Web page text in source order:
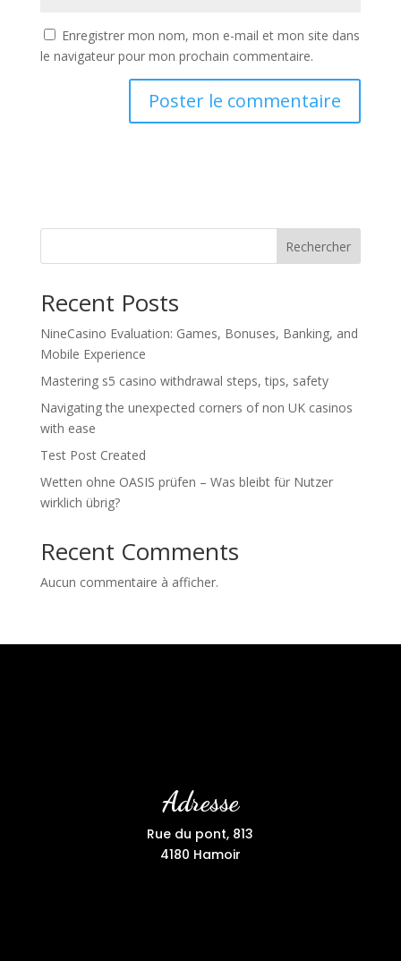
Enregistrer mon nom, mon e-mail et mon site dans
le navigateur pour mon prochain commentaire.
Rechercher
Recent Posts
NineCasino Evaluation: Games, Bonuses, Banking, and
Mobile Experience
Mastering s5 casino withdrawal steps, tips, safety
Navigating the unexpected corners of non UK casinos
with ease
Test Post Created
Wetten ohne OASIS prüfen – Was bleibt für Nutzer
wirklich übrig?
Recent Comments
Aucun commentaire à afficher.
Adresse
Rue du pont, 813
4180 Hamoir